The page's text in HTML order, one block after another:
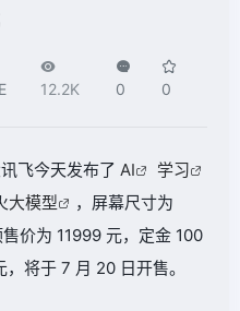
12.2K 0 0
飞今天发布了 AI
学习
大模型
，屏幕尺寸为
价为 11999 元，定金 100
将于 7 月 20 日开售。